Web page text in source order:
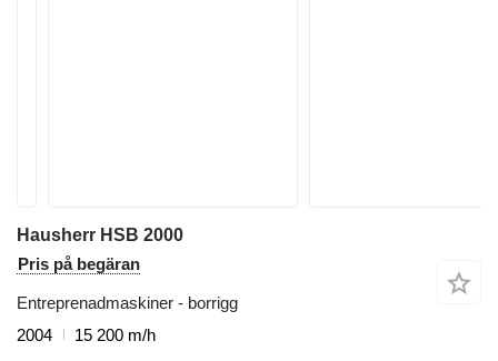
Hausherr HSB 2000
Pris på begäran
Entreprenadmaskiner - borrigg
2004
15 200 m/h